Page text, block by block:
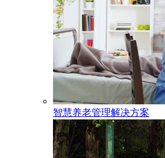
智慧养老管理解决方案